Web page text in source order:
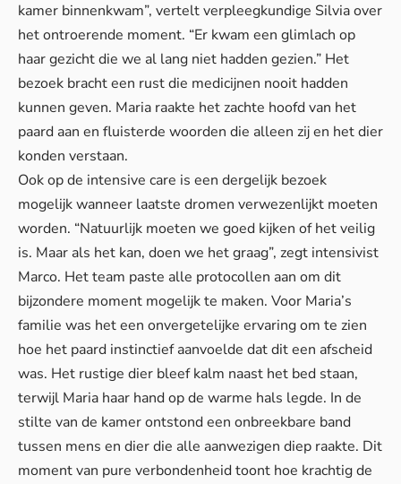
kamer binnenkwam”, vertelt verpleegkundige Silvia over
het ontroerende moment. “Er kwam een glimlach op
haar gezicht die we al lang niet hadden gezien.” Het
bezoek bracht een rust die medicijnen nooit hadden
kunnen geven. Maria raakte het zachte hoofd van het
paard aan en fluisterde woorden die alleen zij en het dier
konden verstaan.
Ook op de intensive care is een dergelijk bezoek
mogelijk wanneer laatste dromen verwezenlijkt moeten
worden. “Natuurlijk moeten we goed kijken of het veilig
is. Maar als het kan, doen we het graag”, zegt intensivist
Marco. Het team paste alle protocollen aan om dit
bijzondere moment mogelijk te maken. Voor Maria’s
familie was het een onvergetelijke ervaring om te zien
hoe het paard instinctief aanvoelde dat dit een afscheid
was. Het rustige dier bleef kalm naast het bed staan,
terwijl Maria haar hand op de warme hals legde. In de
stilte van de kamer ontstond een onbreekbare band
tussen mens en dier die alle aanwezigen diep raakte. Dit
moment van pure verbondenheid toont hoe krachtig de